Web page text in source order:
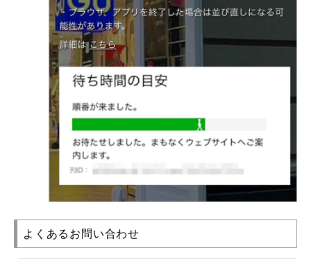
よくあるお問い合わせ